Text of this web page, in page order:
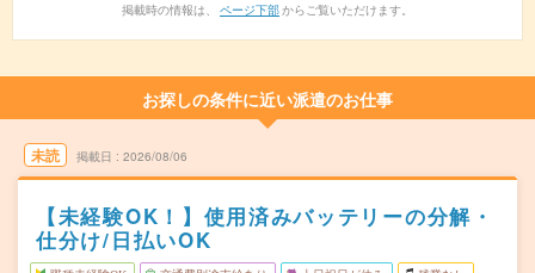
掲載時の情報は、 ページ下部 からご覧いただけます。
お探しの条件に近い派遣のお仕事
未読 掲載日 2026/08/06
【未経験OK！】使用済みバッテリーの分解・
仕分け/日払いOK